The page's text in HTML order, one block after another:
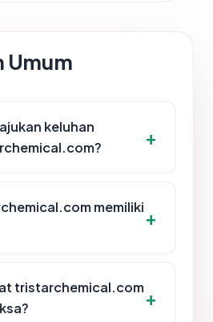
Umum
keluhan
memiliki
tristarchemical.com